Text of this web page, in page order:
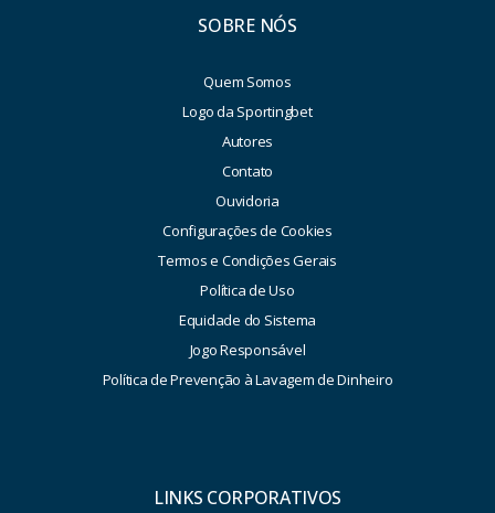
SOBRE NÓS
Quem Somos
Logo da Sportingbet
Autores
Contato
Ouvidoria
Configurações de Cookies
Termos e Condições Gerais
Política de Uso
Equidade do Sistema
Jogo Responsável
Política de Prevenção à Lavagem de Dinheiro
LINKS CORPORATIVOS